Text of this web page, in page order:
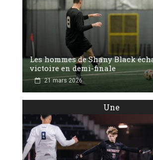
Les hommes de Shany Black
victoire en demi-finale
21 mars 2026
Une